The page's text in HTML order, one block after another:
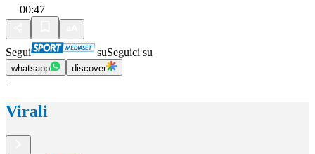
00:47
Segui suSeguici su
whatsapp discover
Virali